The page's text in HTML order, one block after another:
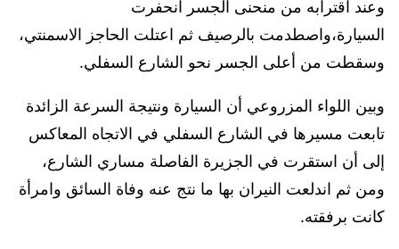
وعند اقترابه من منحنى الجسر انحفرت
السيارة،واصطدمت بالرصيف ثم اعتلت الحاجز الاسمنتي،
وسقطت من أعلى الجسر نحو الشارع السفلي.
وبين اللواء المزروعي أن السيارة ونتيجة السرعة الزائدة
تابعت مسيرها في الشارع السفلي في الاتجاه المعاكس
إلى أن استقرت في الجزيرة الفاصلة مساري الشارع،
ومن ثم اندلعت النيران بها ما نتج عنه وفاة السائق وامرأة
كانت برفقته.